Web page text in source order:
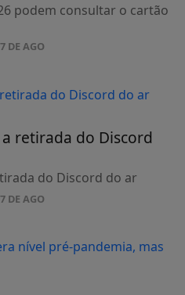
podem consultar o cartão
DE AGO
retirada do Discord
do Discord do ar
DE AGO